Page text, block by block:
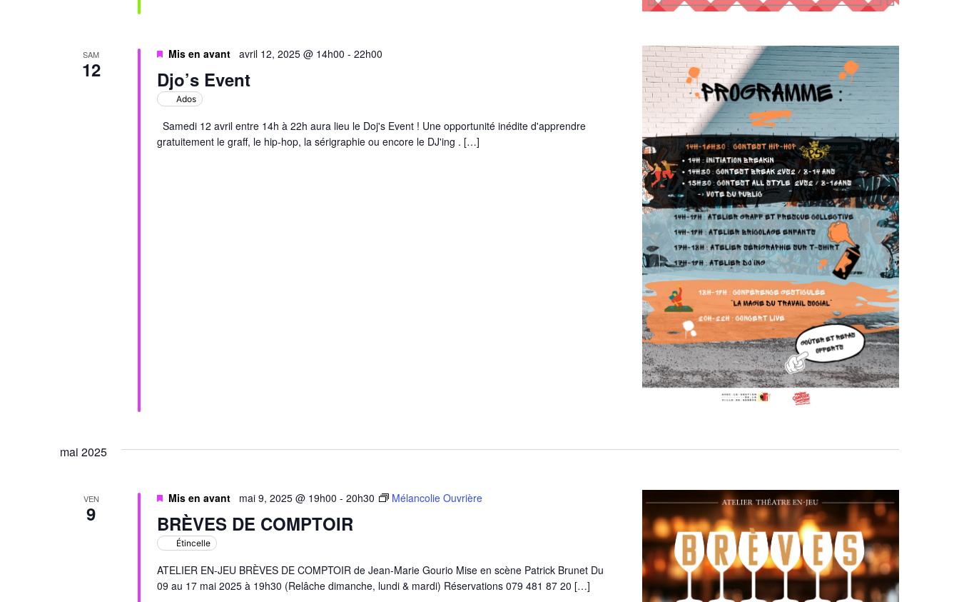
SAM
12 Djo’s Event
Mis en avant avril 12, 2025 @ 14h00 - 22h00
Ados
Samedi 12 avril entre 14h à 22h aura lieu le Doj's Event ! Une opportunité inédite d'apprendre
gratuitement le graff, le hip-hop, la sérigraphie ou encore le DJ'ing . […]
mai 2025
VEN
9 BRÈVES DE COMPTOIR
Mis en avant mai 9, 2025 @ 19h00 - 20h30 Mélancolie Ouvrière
Étincelle
ATELIER EN-JEU BRÈVES DE COMPTOIR de Jean-Marie Gourio Mise en scène Patrick Brunet Du
09 au 17 mai 2025 à 19h30 (Relâche dimanche, lundi & mardi) Réservations 079 481 87 20 […]